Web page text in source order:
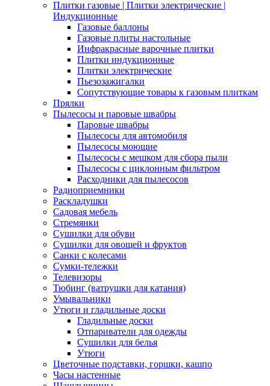
Плитки газовые | Плитки электрические |
Индукционные
Газовые баллоны
Газовые плиты настольные
Инфракрасные варочные плитки
Плитки индукционные
Плитки электрические
Пьезозажигалки
Сопутствующие товары к газовым плиткам
Прялки
Пылесосы и паровые швабры
Паровые швабры
Пылесосы для автомобиля
Пылесосы моющие
Пылесосы с мешком для сбора пыли
Пылесосы с циклонным фильтром
Расходники для пылесосов
Радиоприемники
Раскладушки
Садовая мебель
Стремянки
Сушилки для обуви
Сушилки для овощей и фруктов
Санки с колесами
Сумки-тележки
Телевизоры
Тюбинг (ватрушки для катания)
Умывальники
Утюги и гладильные доски
Гладильные доски
Отпариватели для одежды
Сушилки для белья
Утюги
Цветочные подставки, горшки, кашпо
Часы настенные